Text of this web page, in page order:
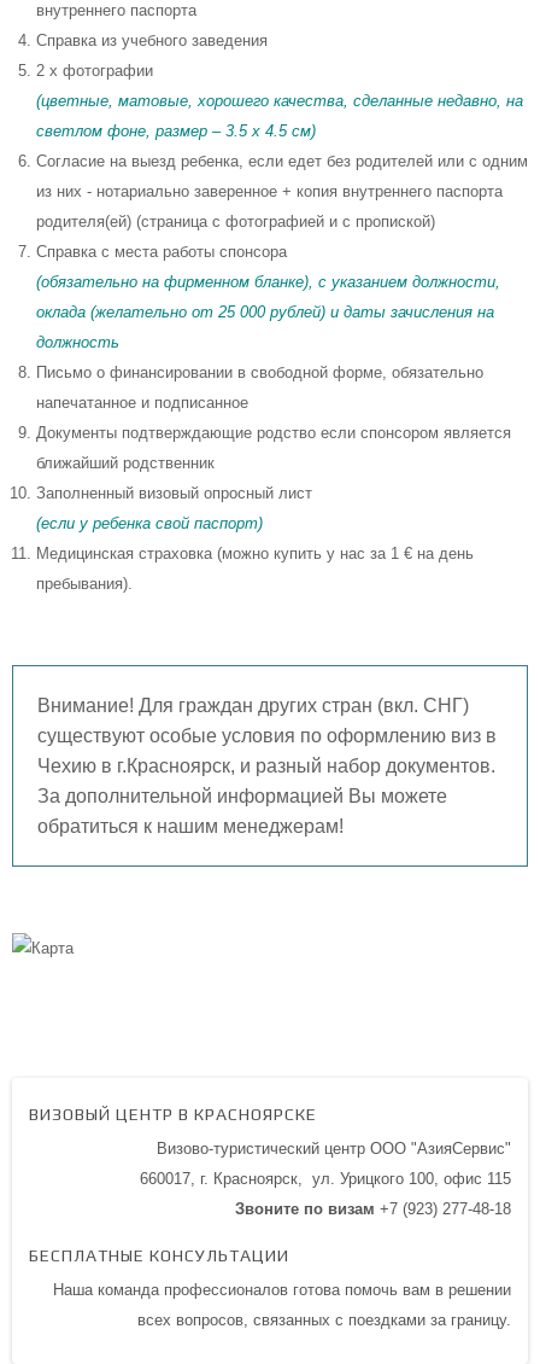
внутреннего паспорта
Справка из учебного заведения
2 x фотографии
(цветные, матовые, хорошего качества, сделанные недавно, на
светлом фоне, размер – 3.5 x 4.5 см)
Согласие на выезд ребенка, если едет без родителей или с одним
из них - нотариально заверенное + копия внутреннего паспорта
родителя(ей) (страница с фотографией и с пропиской)
Справка с места работы спонсора
(обязательно на фирменном бланке), с указанием должности,
оклада (желательно от 25 000 рублей) и даты зачисления на
должность
Письмо о финансировании в свободной форме, обязательно
напечатанное и подписанное
Документы подтверждающие родство если спонсором является
ближайший родственник
Заполненный визовый опросный лист
(если у ребенка свой паспорт)
Медицинская страховка (можно купить у нас за 1 € на день
пребывания).
Внимание! Для граждан других стран (вкл. СНГ)
существуют особые условия по оформлению виз в
Чехию в г.Красноярск, и разный набор документов.
За дополнительной информацией Вы можете
обратиться к нашим менеджерам!
ВИЗОВЫЙ ЦЕНТР В КРАСНОЯРСКЕ
Визово-туристический центр ООО "АзияСервис"
660017, г. Красноярск,
ул. Урицкого 100, офис 115
Звоните по визам +7 (923) 277-48-18
БЕСПЛАТНЫЕ КОНСУЛЬТАЦИИ
Наша команда профессионалов готова помочь вам в решении
всех вопросов, связанных с поездками за границу.